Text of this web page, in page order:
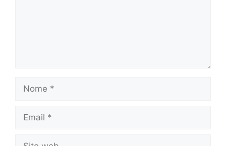
Nome
Email
Sito